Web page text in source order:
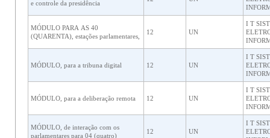
e controle da presidência
MÓDULO PARA AS 40
(QUARENTA), estações parlamentares,
12 UN
I T
MÓDULO, para a tribuna digital 12 UN
I T
MÓDULO, para a deliberação remota 12 UN
I T
MÓDULO, de interação com os
parlamentares para 04 (quatro)
12 UN
I T